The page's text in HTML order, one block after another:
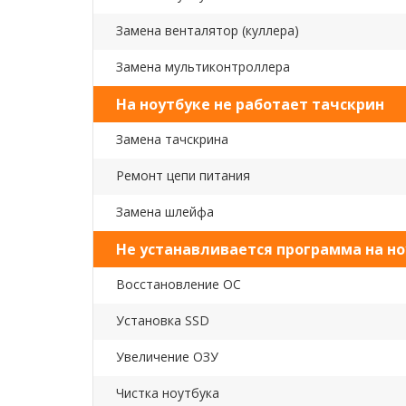
Замена венталятор (куллера)
Замена мультиконтроллера
На ноутбуке не работает тачскрин
Замена тачскрина
Ремонт цепи питания
Замена шлейфа
Не устанавливается программа на
Восстановление ОС
Установка SSD
Увеличение ОЗУ
Чистка ноутбука